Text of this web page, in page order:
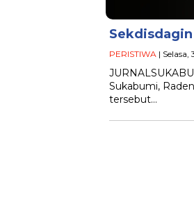
PERISTIWA |
Sukabumi,
tersebut…